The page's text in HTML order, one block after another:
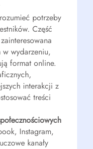
potrzeby
Część
w wydarzeniu,
format online.
interakcji z
treści
Instagram,
kanały